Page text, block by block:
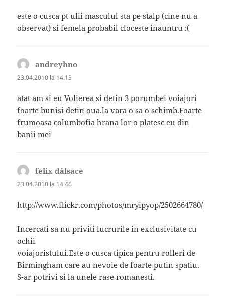
este o cusca pt ulii masculul sta pe stalp (cine nu a
observat) si femela probabil cloceste inauntru :(
andreyhno
23.04.2010 la 14:15
atat am si eu Volierea si detin 3 porumbei voiajori
foarte bunisi detin oua.la vara o sa o schimb.Foarte
frumoasa columbofia hrana lor o platesc eu din
banii mei
felix d´alsace
23.04.2010 la 14:46
http://www.flickr.com/photos/mryipyop/2502664780/
Incercati sa nu priviti lucrurile in exclusivitate cu
ochii
voiajoristului.Este o cusca tipica pentru rolleri de
Birmingham care au nevoie de foarte putin spatiu.
S-ar potrivi si la unele rase romanesti.